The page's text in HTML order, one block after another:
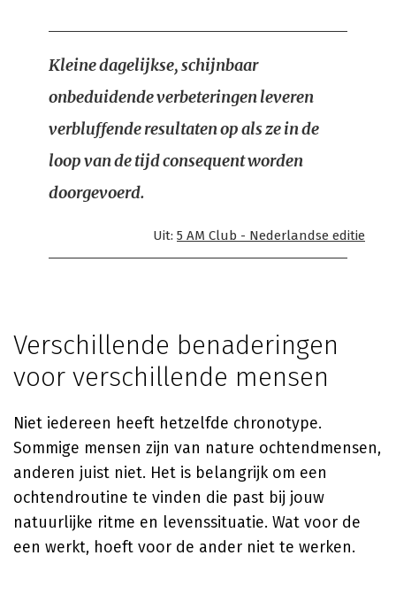
Kleine dagelijkse, schijnbaar
onbeduidende verbeteringen leveren
verbluffende resultaten op als ze in de
loop van de tijd consequent worden
doorgevoerd.
Uit: 5 AM Club - Nederlandse editie
Verschillende benaderingen
voor verschillende mensen
Niet iedereen heeft hetzelfde chronotype.
Sommige mensen zijn van nature ochtendmensen,
anderen juist niet. Het is belangrijk om een
ochtendroutine te vinden die past bij jouw
natuurlijke ritme en levenssituatie. Wat voor de
een werkt, hoeft voor de ander niet te werken.